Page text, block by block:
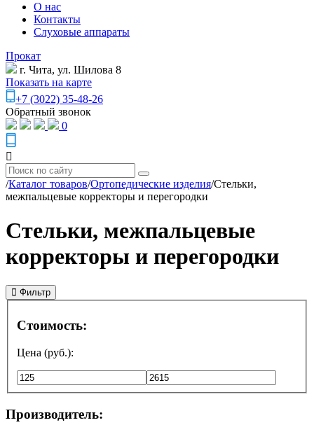
О нас
Контакты
Слуховые аппараты
Прокат
г. Чита, ул. Шилова 8
Показать на карте
+7 (3022) 35-48-26
Обратный звонок
0
/Каталог товаров/Ортопедические изделия/Стельки,
межпальцевые корректоры и перегородки
Стельки, межпальцевые
корректоры и перегородки
Фильтр
Стоимость:
Цена (руб.):
Производитель: